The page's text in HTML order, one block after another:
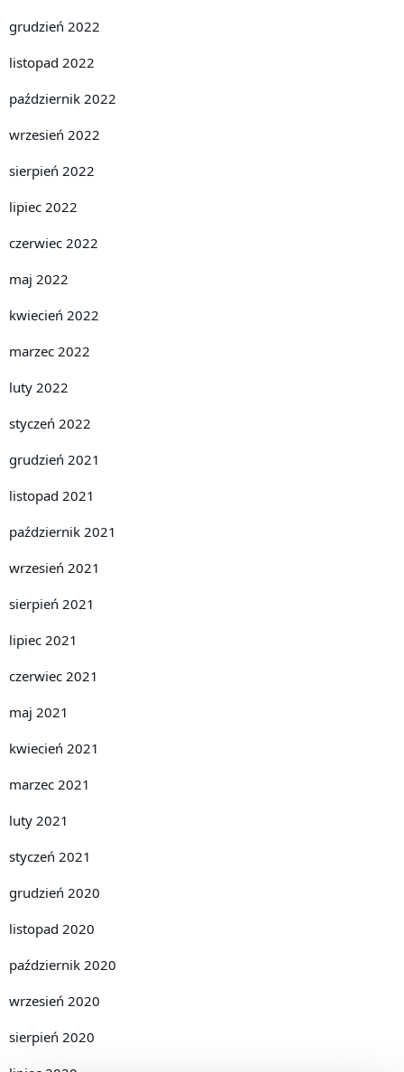
grudzień 2022
listopad 2022
październik 2022
wrzesień 2022
sierpień 2022
lipiec 2022
czerwiec 2022
maj 2022
kwiecień 2022
marzec 2022
luty 2022
styczeń 2022
grudzień 2021
listopad 2021
październik 2021
wrzesień 2021
sierpień 2021
lipiec 2021
czerwiec 2021
maj 2021
kwiecień 2021
marzec 2021
luty 2021
styczeń 2021
grudzień 2020
listopad 2020
październik 2020
wrzesień 2020
sierpień 2020